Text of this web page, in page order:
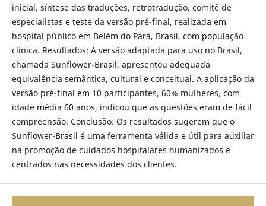
inicial, síntese das traduções, retrotradução, comitê de
especialistas e teste da versão pré-final, realizada em
hospital público em Belém do Pará, Brasil, com população
clínica. Resultados: A versão adaptada para uso no Brasil,
chamada Sunflower-Brasil, apresentou adequada
equivalência semântica, cultural e conceitual. A aplicação da
versão pré-final em 10 participantes, 60% mulheres, com
idade média 60 anos, indicou que as questões eram de fácil
compreensão. Conclusão: Os resultados sugerem que o
Sunflower-Brasil é uma ferramenta válida e útil para auxiliar
na promoção de cuidados hospitalares humanizados e
centrados nas necessidades dos clientes.